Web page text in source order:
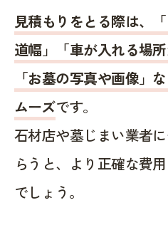
見積もりをとる際は、
道幅」「車が入れる場
「お墓の写真や画像」
ムーズです。
石材店や墓じまい業者
らうと、より正確な費
でしょう。